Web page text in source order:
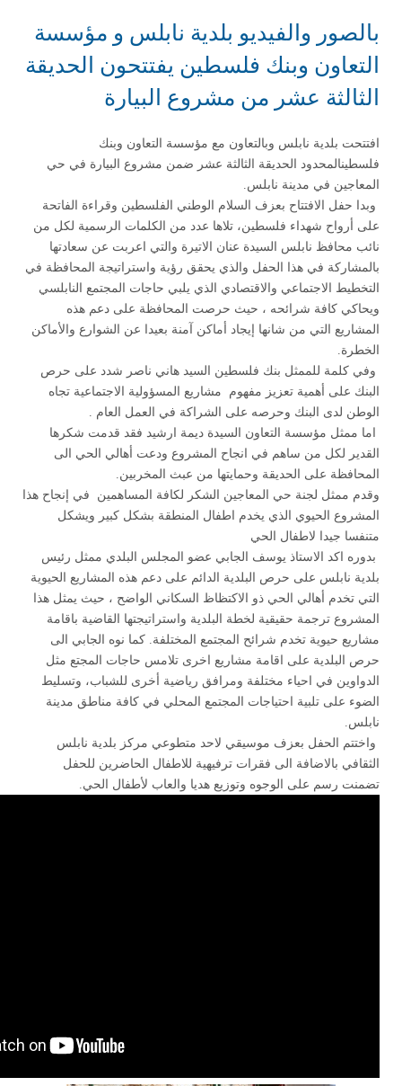
بالصور والفيديو بلدية نابلس و مؤسسة
التعاون وبنك فلسطين يفتتحون الحديقة
الثالثة عشر من مشروع البيارة
افتتحت بلدية نابلس وبالتعاون مع مؤسسة التعاون وبنك
فلسطينالمحدود الحديقة الثالثة عشر ضمن مشروع البيارة في حي
المعاجين في مدينة نابلس.
وبدا حفل الافتتاح بعزف السلام الوطني الفلسطين وقراءة الفاتحة
على أرواح شهداء فلسطين، تلاها عدد من الكلمات الرسمية لكل من
نائب محافظ نابلس السيدة عنان الاتيرة والتي اعربت عن سعادتها
بالمشاركة في هذا الحفل والذي يحقق رؤية واستراتيجة المحافظة في
التخطيط الاجتماعي والاقتصادي الذي يلبي حاجات المجتمع النابلسي
ويحاكي كافة شرائحه ، حيث حرصت المحافظة على دعم هذه
المشاريع التي من شانها إيجاد أماكن آمنة بعيدا عن الشوارع والأماكن
الخطرة.
وفي كلمة للممثل بنك فلسطين السيد هاني ناصر شدد على حرص
البنك على أهمية تعزيز مفهوم مشاريع المسؤولية الاجتماعية تجاه
الوطن لدى البنك وحرصه على الشراكة في العمل العام .
اما ممثل مؤسسة التعاون السيدة ديمة ارشيد فقد قدمت شكرها
القدير لكل من ساهم في انجاح المشروع ودعت أهالي الحي الى
المحافظة على الحديقة وحمايتها من عبث المخربين.
وقدم ممثل لجنة حي المعاجين الشكر لكافة المساهمين في إنجاح هذا
المشروع الحيوي الذي يخدم اطفال المنطقة بشكل كبير ويشكل
متنفسا جيدا لاطفال الحي
بدوره اكد الاستاذ يوسف الجابي عضو المجلس البلدي ممثل رئيس
بلدية نابلس على حرص البلدية الدائم على دعم هذه المشاريع الحيوية
التي تخدم أهالي الحي ذو الاكتظاظ السكاني الواضح ، حيث يمثل هذا
المشروع ترجمة حقيقية لخطة البلدية واستراتيجتها القاضية باقامة
مشاريع حيوية تخدم شرائح المجتمع المختلفة. كما نوه الجابي الى
حرص البلدية على اقامة مشاريع اخرى تلامس حاجات المجتع مثل
الدواوين في احياء مختلفة ومرافق رياضية أخرى للشباب، وتسليط
الضوء على تلبية احتياجات المجتمع المحلي في كافة مناطق مدينة
نابلس.
واختتم الحفل بعزف موسيقي لاحد متطوعي مركز بلدية نابلس
الثقافي بالاضافة الى فقرات ترفيهية للاطفال الحاضرين للحفل
تضمنت رسم على الوجوه وتوزيع هديا والعاب لأطفال الحي.